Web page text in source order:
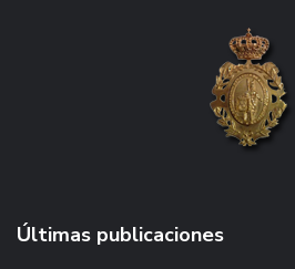
Últimas publicaciones